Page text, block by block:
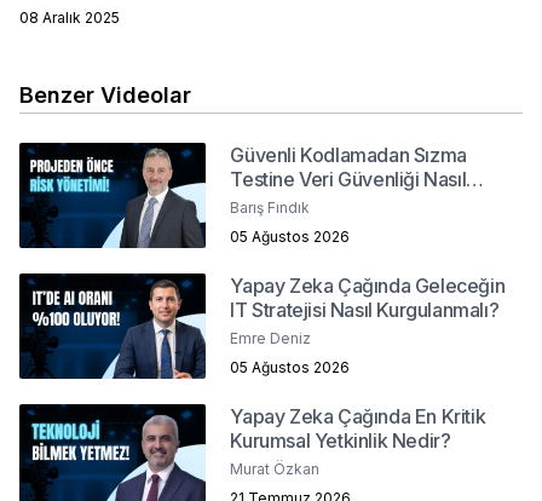
08 Aralık 2025
Benzer Videolar
Güvenli Kodlamadan Sızma
Testine Veri Güvenliği Nasıl
Sağlanır?
Barış Fındık
05 Ağustos 2026
Yapay Zeka Çağında Geleceğin
IT Stratejisi Nasıl Kurgulanmalı?
Emre Deniz
05 Ağustos 2026
Yapay Zeka Çağında En Kritik
Kurumsal Yetkinlik Nedir?
Murat Özkan